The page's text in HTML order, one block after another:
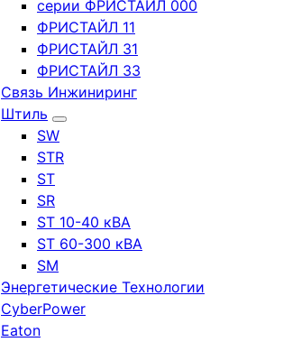
серии ФРИСТАЙЛ 000
ФРИСТАЙЛ 11
ФРИСТАЙЛ 31
ФРИСТАЙЛ 33
Связь Инжиниринг
Штиль
SW
STR
ST
SR
ST 10-40 кВА
ST 60-300 кВА
SM
Энергетические Технологии
CyberPower
Eaton